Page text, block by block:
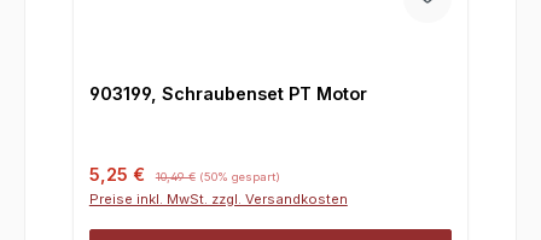
903199, Schraubenset PT Motor
Verkaufspreis:
5,25 € 10,49 € (50% gespart)
Preise inkl. MwSt. zzgl. Versandkosten